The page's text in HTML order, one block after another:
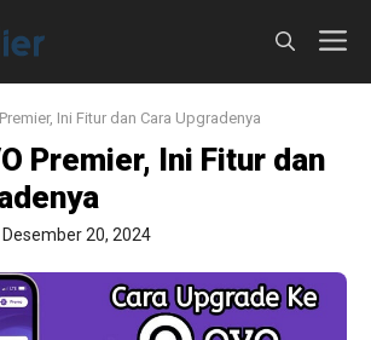
Ini Fitur dan Cara Upgradenya
Premier, Ini Fitur dan
Desember 20, 2024